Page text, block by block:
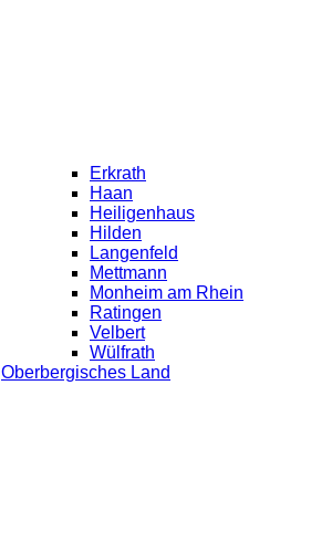
Erkrath
Haan
Heiligenhaus
Hilden
Langenfeld
Mettmann
Monheim am Rhein
Ratingen
Velbert
Wülfrath
Oberbergisches Land